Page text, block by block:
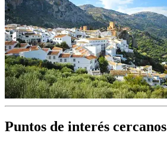
Puntos de interés cercanos